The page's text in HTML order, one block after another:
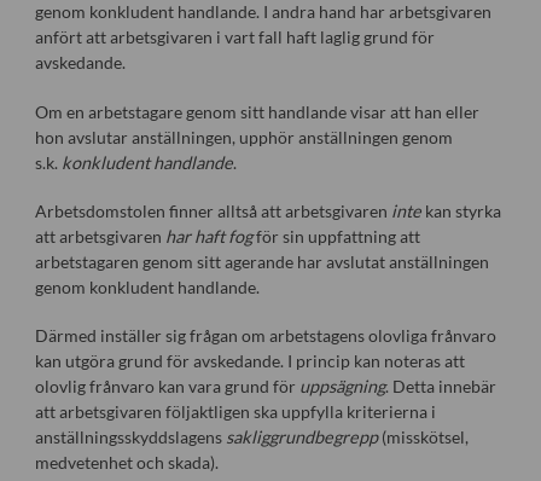
genom konkludent handlande. I andra hand har arbetsgivaren
anfört att arbetsgivaren i vart fall haft laglig grund för
avskedande.
Om en arbetstagare genom sitt handlande visar att han eller
hon avslutar anställningen, upphör anställningen genom
s.k. konkludent handlande.
Arbetsdomstolen finner alltså att arbetsgivaren intekan styrka
att arbetsgivaren har haft fogför sin uppfattning att
arbetstagaren genom sitt agerande har avslutat anställningen
genom konkludent handlande.
Därmed inställer sig frågan om arbetstagens olovliga frånvaro
kan utgöra grund för avskedande. I princip kan noteras att
olovlig frånvaro kan vara grund för uppsägning. Detta innebär
att arbetsgivaren följaktligen ska uppfylla kriterierna i
anställningsskyddslagens sakliggrundbegrepp(misskötsel,
medvetenhet och skada).